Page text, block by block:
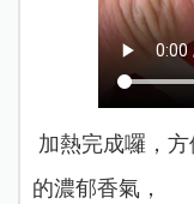
加熱完成囉，
的濃郁香氣，